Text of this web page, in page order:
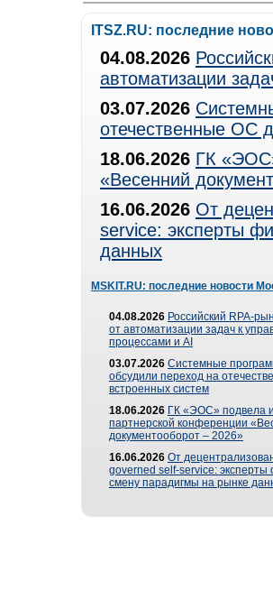
ITSZ.RU: последние
04.08.2026
автоматизации
03.07.2026
отечественные ОС
18.06.2026 ГК
«Весенний
16.06.2026 От
service: эксперты
данных
MSKIT.RU: последние новости
04.08.2026 Российский RPA-
от автоматизации задач к
процессами и AI
03.07.2026 Системные
обсудили переход на
встроенных систем
18.06.2026 ГК «ЭОС» подвела
партнерской конференции
документооборот – 2026»
16.06.2026 От
governed self-service: эксперты
смену парадигмы на рынке